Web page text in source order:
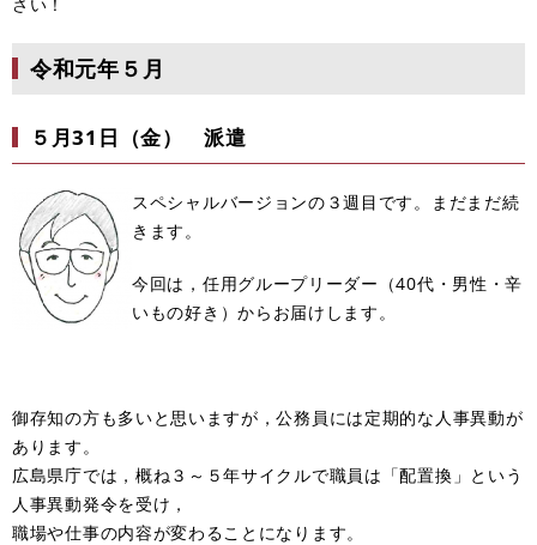
令和元年５月
５月31日（金） 派遣
スペシャルバージョンの３週目です。まだまだ続
きます。
今回は，任用グループリーダー（40代・男性・辛
いもの好き）からお届けします。
御存知の方も多いと思いますが，公務員には定期的な人事異動が
あります。
広島県庁では，概ね３～５年サイクルで職員は「配置換」という
人事異動発令を受け，
職場や仕事の内容が変わることになります。